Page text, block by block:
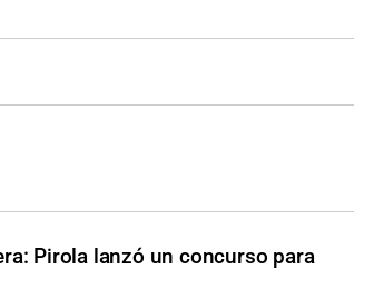
Pirola lanzó un concurso para